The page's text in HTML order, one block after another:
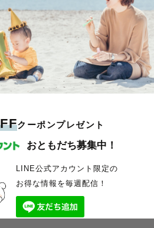
クーポンプレゼント
おともだち募集中！
LINE公式アカウント限定の
お得な情報を毎週配信！